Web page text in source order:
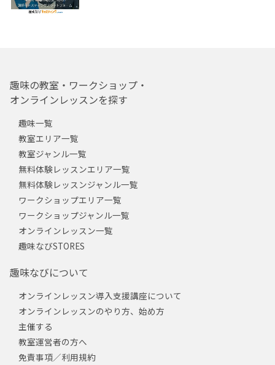
趣味の教室・ワークショップ・
オンラインレッスンを探す
趣味一覧
教室エリア一覧
教室ジャンル一覧
無料体験レッスンエリア一覧
無料体験レッスンジャンル一覧
ワークショップエリア一覧
ワークショップジャンル一覧
オンラインレッスン一覧
趣味なびSTORES
趣味なびについて
オンラインレッスン導入支援講座について
オンラインレッスンのやり方、始め方
主催する
教室運営者の方へ
免責事項／利用規約